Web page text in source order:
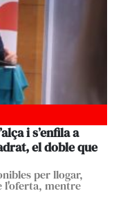
i s’enfila a
el doble que
per llogar,
l'oferta, mentre